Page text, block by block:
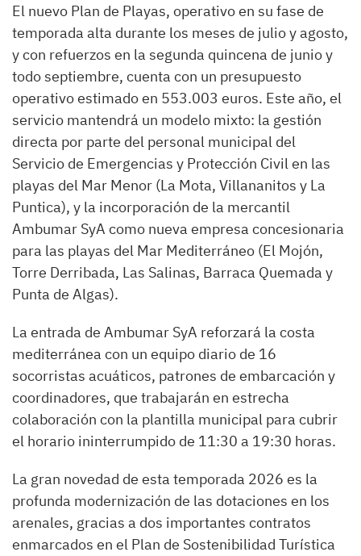
El nuevo Plan de Playas, operativo en su fase de
temporada alta durante los meses de julio y agosto,
y con refuerzos en la segunda quincena de junio y
todo septiembre, cuenta con un presupuesto
operativo estimado en 553.003 euros. Este año, el
servicio mantendrá un modelo mixto: la gestión
directa por parte del personal municipal del
Servicio de Emergencias y Protección Civil en las
playas del Mar Menor (La Mota, Villananitos y La
Puntica), y la incorporación de la mercantil
Ambumar SyA como nueva empresa concesionaria
para las playas del Mar Mediterráneo (El Mojón,
Torre Derribada, Las Salinas, Barraca Quemada y
Punta de Algas).
La entrada de Ambumar SyA reforzará la costa
mediterránea con un equipo diario de 16
socorristas acuáticos, patrones de embarcación y
coordinadores, que trabajarán en estrecha
colaboración con la plantilla municipal para cubrir
el horario ininterrumpido de 11:30 a 19:30 horas.
La gran novedad de esta temporada 2026 es la
profunda modernización de las dotaciones en los
arenales, gracias a dos importantes contratos
enmarcados en el Plan de Sostenibilidad Turística